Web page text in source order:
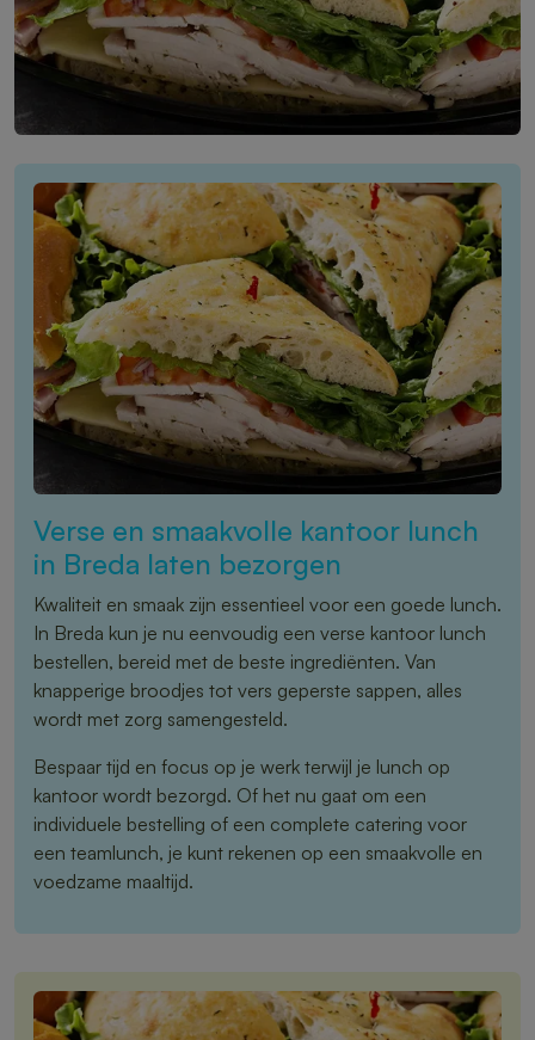
Verse en smaakvolle kantoor lunch
in Breda laten bezorgen
Kwaliteit en smaak zijn essentieel voor een goede lunch.
In Breda kun je nu eenvoudig een verse kantoor lunch
bestellen, bereid met de beste ingrediënten. Van
knapperige broodjes tot vers geperste sappen, alles
wordt met zorg samengesteld.
Bespaar tijd en focus op je werk terwijl je lunch op
kantoor wordt bezorgd. Of het nu gaat om een
individuele bestelling of een complete catering voor
een teamlunch, je kunt rekenen op een smaakvolle en
voedzame maaltijd.